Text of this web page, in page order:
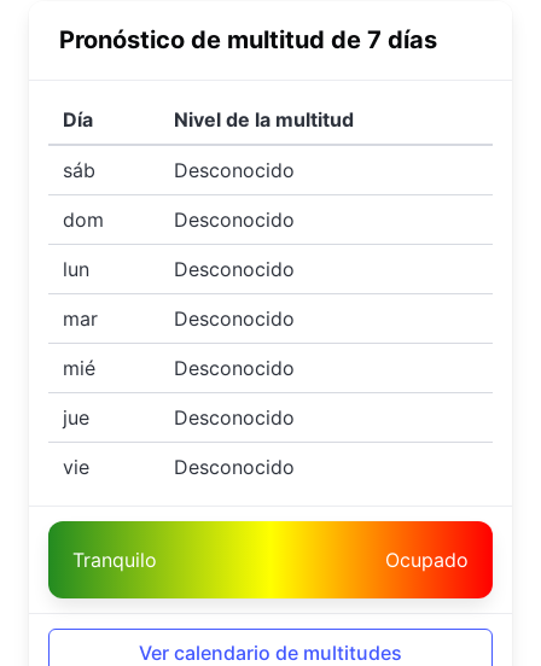
Pronóstico de multitud de 7 días
Día Nivel de la multitud
sáb Desconocido
dom Desconocido
lun Desconocido
mar Desconocido
mié Desconocido
jue Desconocido
vie Desconocido
Tranquilo Ocupado
Ver calendario de multitudes